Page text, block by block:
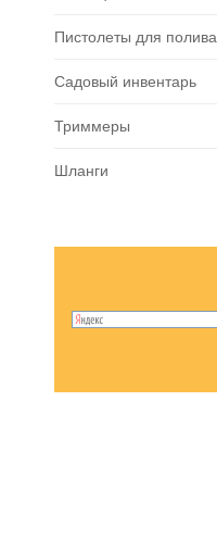
Пистолеты для полива
Садовый инвентарь
Триммеры
Шланги